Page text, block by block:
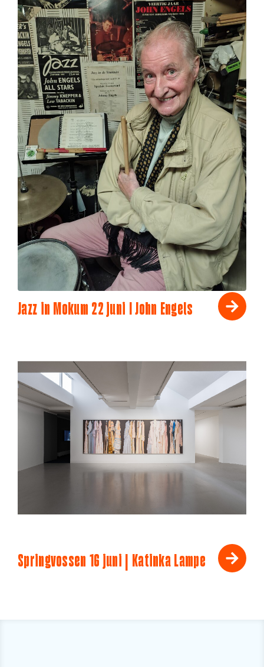
Jazz in Mokum 22 juni I John Engels
Springvossen 16 juni | Katinka Lampe